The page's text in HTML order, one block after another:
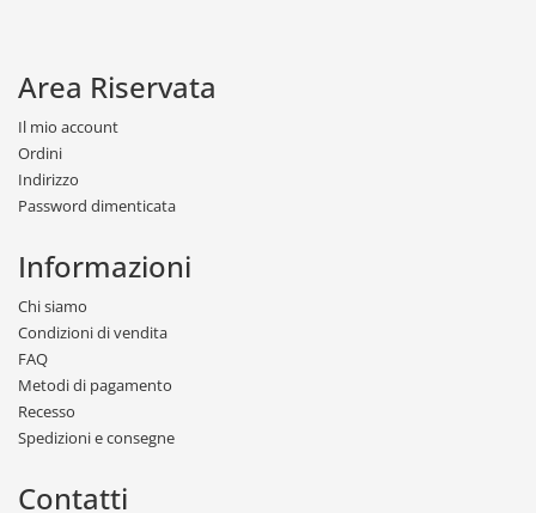
Area Riservata
Il mio account
Ordini
Indirizzo
Password dimenticata
Informazioni
Chi siamo
Condizioni di vendita
FAQ
Metodi di pagamento
Recesso
Spedizioni e consegne
Contatti